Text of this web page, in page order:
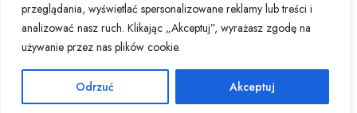
przeglądania, wyświetlać spersonalizowane reklamy lub treści i
analizować nasz ruch. Klikając „Akceptuj”, wyrażasz zgodę na
używanie przez nas plików cookie.
Odrzuć Akceptuj